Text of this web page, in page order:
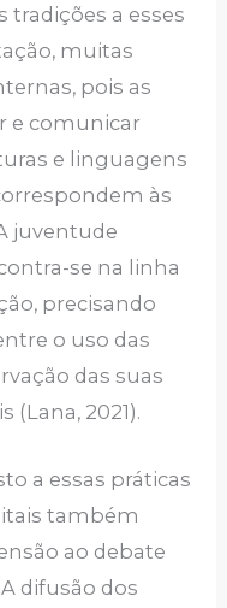
tradições a esses
muitas
pois as
e comunicar
e linguagens
às
juventude
se na linha
precisando
o uso das
das suas
(Lana, 2021).
a essas práticas
também
ao debate
difusão dos